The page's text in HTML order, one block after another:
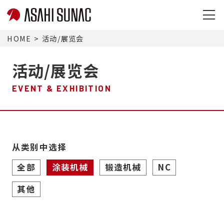
HOME 活动/展览会
活动/展览会
EVENT & EXHIBITION
从类别中选择
全部
涂装机械 锻造机械
NC
其他
op